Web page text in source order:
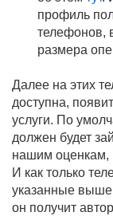
профиль
телефонов,
размера
Далее на этих
доступна,
услуги. По
должен будет
нашим оценкам,
И как только
указанные выше
он получит